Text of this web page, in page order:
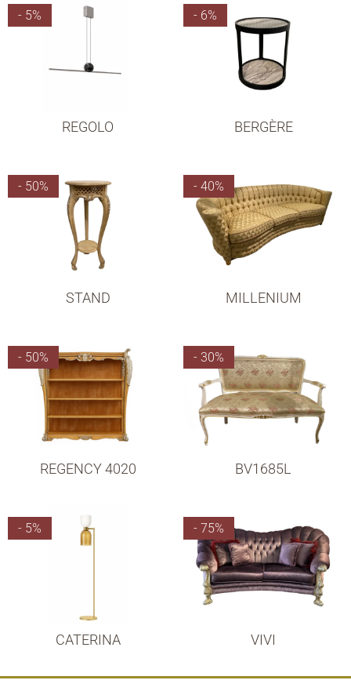
- 5%
REGOLO
- 6%
BERGÈRE
- 50%
STAND
- 40%
MILLENIUM
- 50%
REGENCY 4020
- 30%
BV1685L
- 5%
CATERINA
- 75%
VIVI